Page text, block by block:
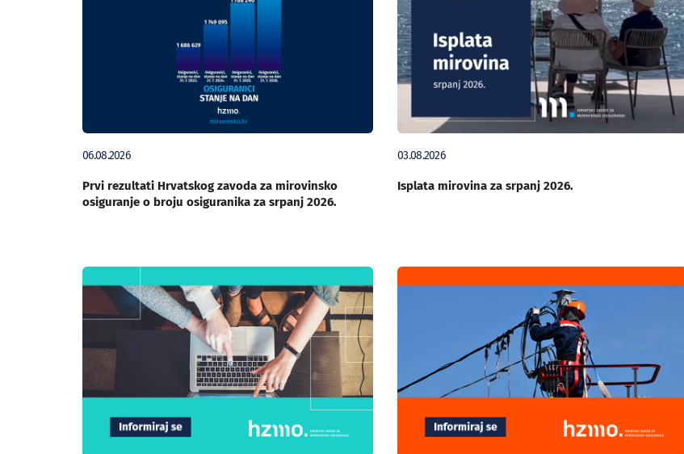
06.08.2026
Prvi rezultati Hrvatskog zavoda za mirovinsko
osiguranje o broju osiguranika za srpanj 2026.
03.08.2026
Isplata mirovina za srpanj 2026.